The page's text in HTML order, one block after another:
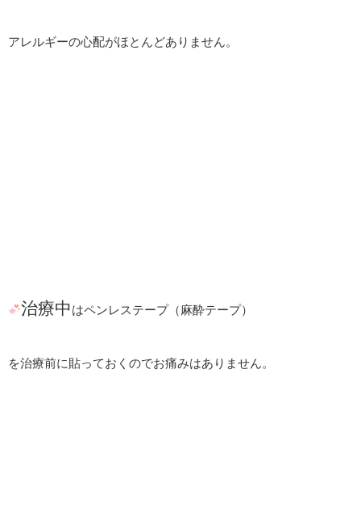
アレルギーの心配がほとんどありません。
治療中はペンレステープ（麻酔テープ）
を治療前に貼っておくのでお痛みはありません。